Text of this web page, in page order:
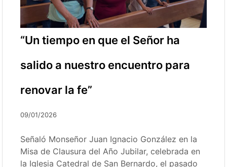
“Un tiempo en que el Señor ha
salido a nuestro encuentro para
renovar la fe”
09/01/2026
Señaló Monseñor Juan Ignacio González en la
Misa de Clausura del Año Jubilar, celebrada en
la Iglesia Catedral de San Bernardo, el pasado